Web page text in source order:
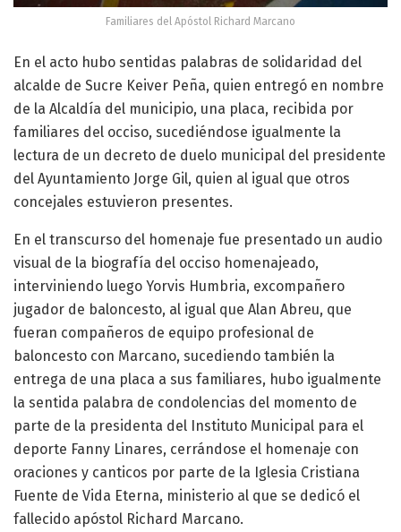
Familiares del Apóstol Richard Marcano
En el acto hubo sentidas palabras de solidaridad del
alcalde de Sucre Keiver Peña, quien entregó en nombre
de la Alcaldía del municipio, una placa, recibida por
familiares del occiso, sucediéndose igualmente la
lectura de un decreto de duelo municipal del presidente
del Ayuntamiento Jorge Gil, quien al igual que otros
concejales estuvieron presentes.
En el transcurso del homenaje fue presentado un audio
visual de la biografía del occiso homenajeado,
interviniendo luego Yorvis Humbria, excompañero
jugador de baloncesto, al igual que Alan Abreu, que
fueran compañeros de equipo profesional de
baloncesto con Marcano, sucediendo también la
entrega de una placa a sus familiares, hubo igualmente
la sentida palabra de condolencias del momento de
parte de la presidenta del Instituto Municipal para el
deporte Fanny Linares, cerrándose el homenaje con
oraciones y canticos por parte de la Iglesia Cristiana
Fuente de Vida Eterna, ministerio al que se dedicó el
fallecido apóstol Richard Marcano.